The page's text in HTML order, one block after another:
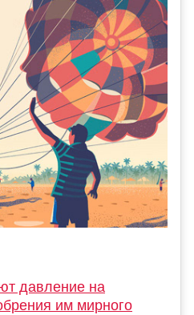
давление на
им мирного